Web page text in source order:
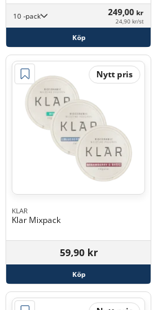
10 -pack 249,00 kr
24,90 kr/st
Köp
Nytt pris
KLAR
Klar Mixpack
59,90 kr
Köp